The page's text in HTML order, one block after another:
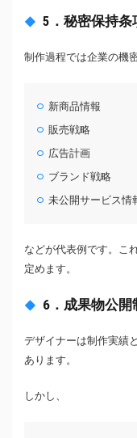
5．秘密保持条
制作過程では企業の機
新商品情報
販売戦略
広告計画
ブランド戦略
未公開サービス情
などが代表例です。こ
定めます。
6．成果物公開
デザイナーは制作実績
あります。
しかし、